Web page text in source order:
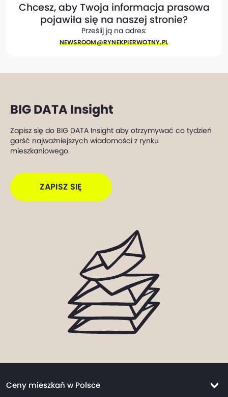
Chcesz, aby Twoja informacja prasowa
pojawiła się na naszej stronie?
Prześlij ją na adres:
NEWSROOM@​RYNEKPIERWOTNY.PL
BIG DATA Insight
Zapisz się do BIG DATA Insight aby otrzymywać co tydzień
garść najważniejszych wiadomości z rynku
mieszkaniowego.
ZAPISZ SIĘ
Ceny mieszkań w Polsce